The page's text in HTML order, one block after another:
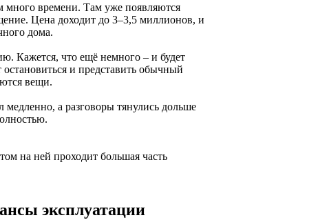
много времени. Там уже появляются
Цена доходит до 3–3,5 миллионов, и
дома.
Кажется, что ещё немного – и будет
и представить обычный
вещи.
а разговоры тянулись дольше
на ней проходит большая часть
эксплуатации